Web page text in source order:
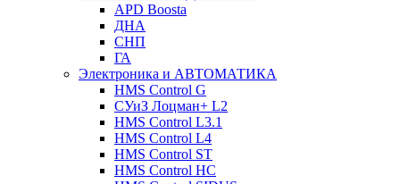
APD Boosta
ДНА
СНП
ГА
Электроника и АВТОМАТИКА
HMS Control G
СУиЗ Лоцман+ L2
HMS Control L3.1
HMS Control L4
HMS Control ST
HMS Control HC